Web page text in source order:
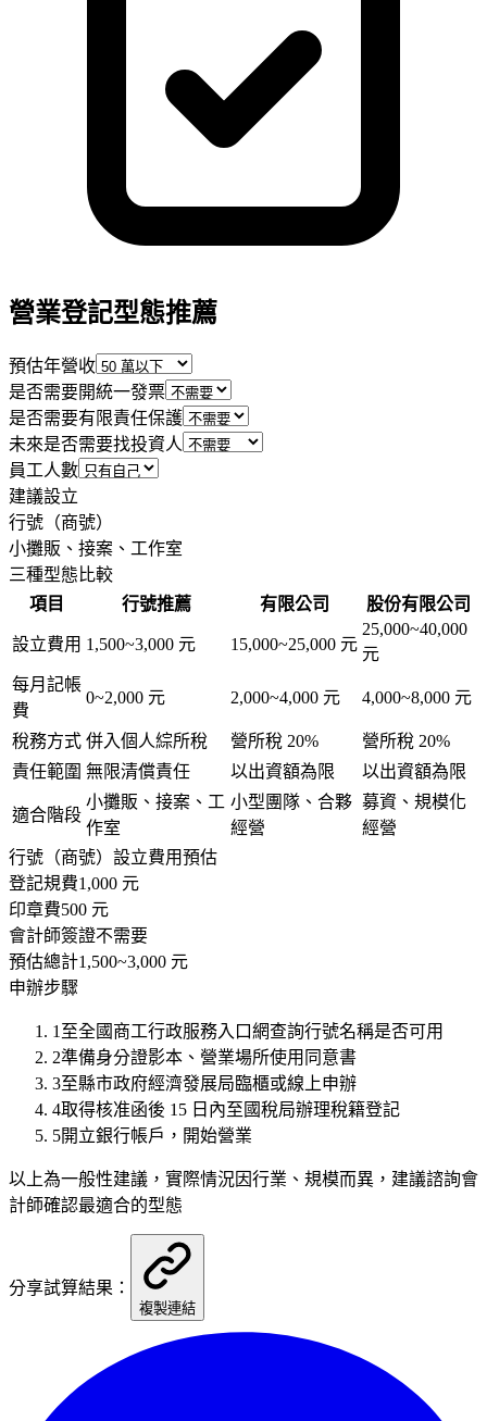
營業登記型態推薦
預估年營收
是否需要開統一發票
是否需要有限責任保護
未來是否需要找投資人
員工人數
建議設立
行號（商號）
小攤販、接案、工作室
三種型態比較
項目
行號推薦 有限公司 股份有限公司
設立費用 1,500~3,000 元 15,000~25,000 元
25,000~40,000
元
每月記帳
費
0~2,000 元 2,000~4,000 元 4,000~8,000 元
稅務方式 併入個人綜所稅 營所稅 20%
營所稅 20%
責任範圍 無限清償責任 以出資額為限 以出資額為限
適合階段
小攤販、接案、工
作室
小型團隊、合夥
經營
募資、規模化
經營
行號（商號） 設立費用預估
登記規費1,000 元
印章費500 元
會計師簽證不需要
預估總計1,500~3,000 元
申辦步驟
1 至全國商工行政服務入口網查詢行號名稱是否可用
2準備身分證影本、營業場所使用同意書
3至縣市政府經濟發展局臨櫃或線上申辦
4取得核准函後 15 日內至國稅局辦理稅籍登記
5開立銀行帳戶，開始營業
以上為一般性建議，實際情況因行業、規模而異，建議諮詢會
計師確認最適合的型態
分享試算結果：
複製連結